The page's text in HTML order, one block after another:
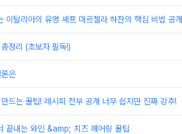
이탈리아의 유명 셰프 마르첼라 하잔의 핵심 비법 공개
정리 (초보자 필독!)
은
드는 꿀팁! 레시피 전부 공개 너무 쉽지만 진짜 강추!
끝내는 와인 &amp; 치즈 페어링 꿀팁